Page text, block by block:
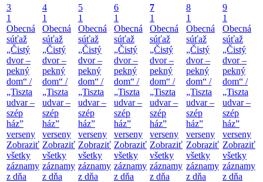
3
1
Obecná
súťaž
„Čistý
dvor –
pekný
dom“ /
„Tiszta
udvar –
szép
ház”
verseny
Zobraziť
všetky
záznamy
z dňa
4
1
Obecná
súťaž
„Čistý
dvor –
pekný
dom“ /
„Tiszta
udvar –
szép
ház”
verseny
Zobraziť
všetky
záznamy
z dňa
5
1
Obecná
súťaž
„Čistý
dvor –
pekný
dom“ /
„Tiszta
udvar –
szép
ház”
verseny
Zobraziť
všetky
záznamy
z dňa
6
1
Obecná
súťaž
„Čistý
dvor –
pekný
dom“ /
„Tiszta
udvar –
szép
ház”
verseny
Zobraziť
všetky
záznamy
z dňa
7
1
Obecná
súťaž
„Čistý
dvor –
pekný
dom“ /
„Tiszta
udvar –
szép
ház”
verseny
Zobraziť
všetky
záznamy
z dňa
8
1
Obecná
súťaž
„Čistý
dvor –
pekný
dom“ /
„Tiszta
udvar –
szép
ház”
verseny
Zobraziť
všetky
záznamy
z dňa
9
1
Obecná
súťaž
„Čistý
dvor –
pekný
dom“ /
„Tiszta
udvar –
szép
ház”
verseny
Zobraziť
všetky
záznamy
z dňa